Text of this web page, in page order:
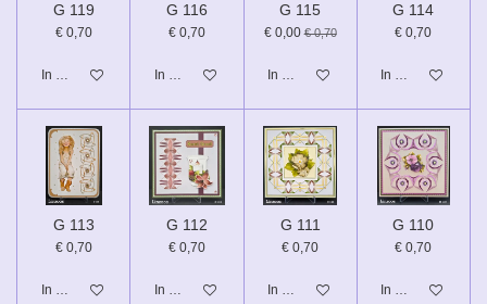
G 119
€ 0,70
In winkelwagen
G 116
€ 0,70
In winkelwagen
G 115
€ 0,00 € 0,70
In winkelwagen
G 114
€ 0,70
In winkelwagen
G 113
€ 0,70
In winkelwagen
G 112
€ 0,70
In winkelwagen
G 111
€ 0,70
In winkelwagen
G 110
€ 0,70
In winkelwagen